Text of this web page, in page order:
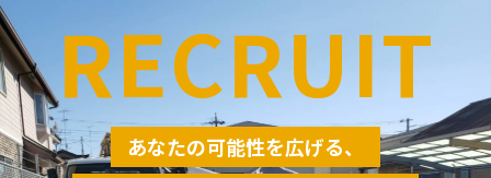
RECRUIT
あなたの可能性を広げる、